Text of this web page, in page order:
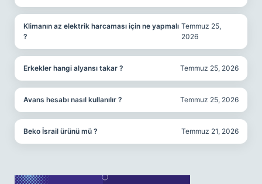
Klimanın az elektrik harcaması için ne yapmalı
?
Temmuz 25,
2026
Erkekler hangi alyansı takar ? Temmuz 25, 2026
Avans hesabı nasıl kullanılır ? Temmuz 25, 2026
Beko İsrail ürünü mü ? Temmuz 21, 2026